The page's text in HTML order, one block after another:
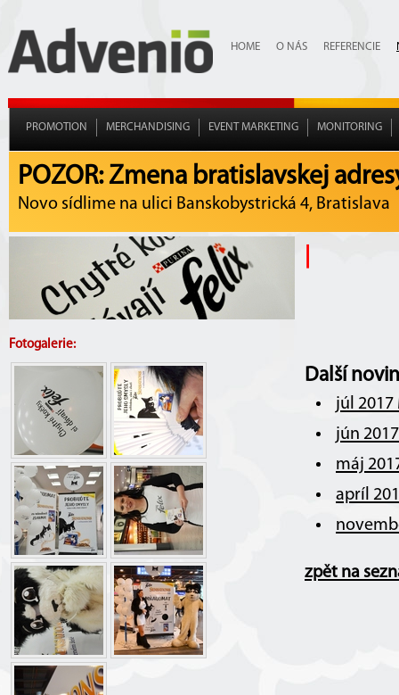
HOME O NÁS REFERENCIE
PROMOTION MERCHANDISING EVENT MARKETING MONITORING
POZOR: Zmena bratislavskej
Novo sídlime na ulici Banskobystrická 4, Bratislava
Fotogalerie:
Další
júl 2017
jún
máj
apríl
zpět na